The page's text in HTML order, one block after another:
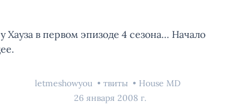
Хауза в первом эпизоде 4 сезона… Начало
letmeshowyou твиты
House MD
26 января 2008 г.